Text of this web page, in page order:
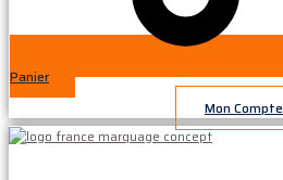
Panier
Mon Compte